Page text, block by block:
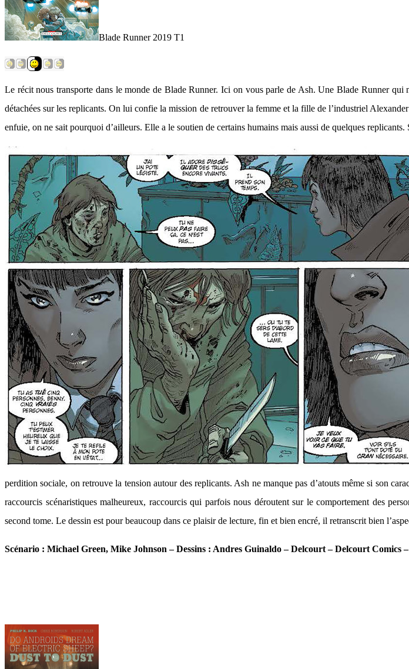
Blade Runner 2019 T1
Le récit nous transporte dans le monde de Blade Runner. Ici on vous parle de Ash. Une Blade Runner qui
détachées sur les replicants. On lui confie la mission de retrouver la femme et la fille de l’industriel
enfuie, on ne sait pourquoi d’ailleurs. Elle a le soutien de certains humains mais aussi de quelques
perdition sociale, on retrouve la tension autour des replicants. Ash ne manque pas d’atouts même si son
raccourcis scénaristiques malheureux, raccourcis qui parfois nous déroutent sur le comportement des
second tome. Le dessin est pour beaucoup dans ce plaisir de lecture, fin et bien encré, il retranscrit bien
Scénario : Michael Green, Mike Johnson – Dessins : Andres Guinaldo – Delcourt – Delcourt Comics